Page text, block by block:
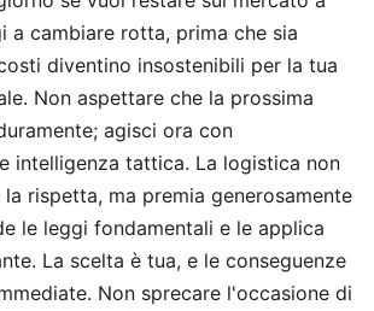
a cambiare rotta, prima che sia
diventino insostenibili per la tua
Non aspettare che la prossima
agisci ora con
intelligenza tattica. La logistica non
rispetta, ma premia generosamente
le leggi fondamentali e le applica
La scelta è tua, e le conseguenze
Non sprecare l'occasione di